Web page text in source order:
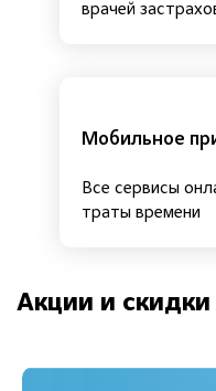
врачей
Мобильное
Все сервисы
траты времени
Акции и скидки